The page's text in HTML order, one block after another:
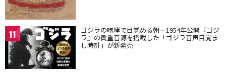
11 ゴジラの咆哮で目覚める朝…1954年公開『ゴジ
ラ』の貴重音源を搭載した「ゴジラ音声目覚ま
し時計」が新発売